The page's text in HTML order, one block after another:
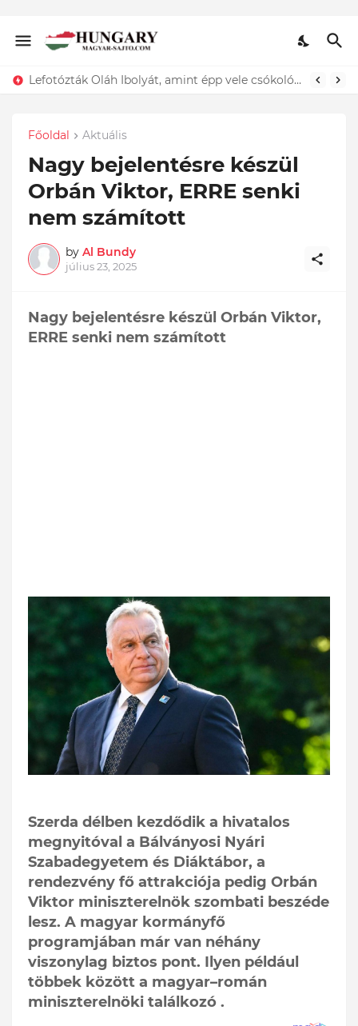
Lefotózták Oláh Ibolyát, amint épp vele csókolózik - EZT nem hiszed el, kinek a karjában kötött ki...ÍME
Főoldal Aktuális
Nagy bejelentésre készül
Orbán Viktor, ERRE senki
nem számított
by Al Bundy
július 23, 2025
Nagy bejelentésre készül Orbán Viktor,
ERRE senki nem számított
Szerda délben kezdődik a hivatalos
megnyitóval a Bálványosi Nyári
Szabadegyetem és Diáktábor, a
rendezvény fő attrakciója pedig Orbán
Viktor miniszterelnök szombati beszéde
lesz. A magyar kormányfő
programjában már van néhány
viszonylag biztos pont. Ilyen például
többek között a magyar–román
miniszterelnöki találkozó .